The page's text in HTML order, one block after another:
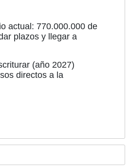
actual: 770.000.000 de
plazos y llegar a
(año 2027)
directos a la